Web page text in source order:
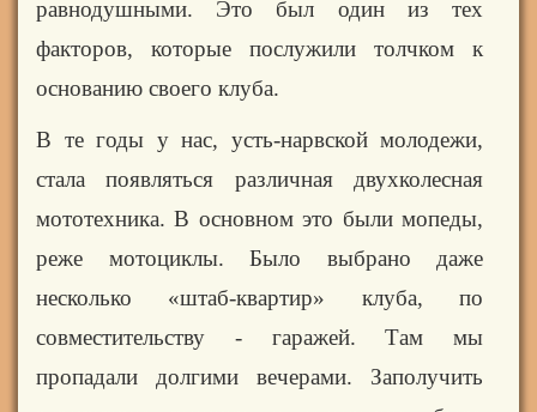
равнодушными. Это был один из тех
факторов, которые
послужили толчком к
основанию своего клуба.
В те годы у нас, усть-нарвской молодежи,
стала появляться различная двухколесная
мототехника. В основном это были мопеды,
реже мотоциклы. Было выбрано даже
несколько «штаб-квартир» клуба, по
совместительству - гаражей. Там мы
пропадали долгими вечерами. Заполучить